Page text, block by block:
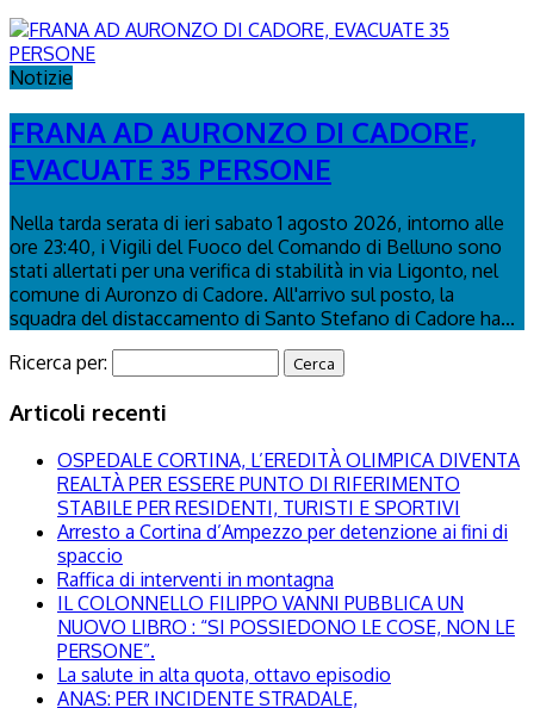
Notizie
FRANA AD AURONZO DI CADORE,
EVACUATE 35 PERSONE
Nella tarda serata di ieri sabato 1 agosto 2026, intorno alle
ore 23:40, i Vigili del Fuoco del Comando di Belluno sono
stati allertati per una verifica di stabilità in via Ligonto, nel
comune di Auronzo di Cadore. All'arrivo sul posto, la
squadra del distaccamento di Santo Stefano di Cadore ha...
Ricerca per:
Articoli recenti
OSPEDALE CORTINA, L’EREDITÀ OLIMPICA DIVENTA
REALTÀ PER ESSERE PUNTO DI RIFERIMENTO
STABILE PER RESIDENTI, TURISTI E SPORTIVI
Arresto a Cortina d’Ampezzo per detenzione ai fini di
spaccio
Raffica di interventi in montagna
IL COLONNELLO FILIPPO VANNI PUBBLICA UN
NUOVO LIBRO : “SI POSSIEDONO LE COSE, NON LE
PERSONE”.
La salute in alta quota, ottavo episodio
ANAS: PER INCIDENTE STRADALE,